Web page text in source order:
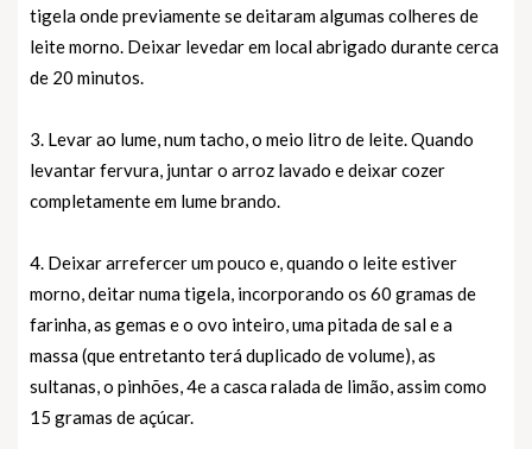
tigela onde previamente se deitaram algumas colheres de
leite morno. Deixar levedar em local abrigado durante cerca
de 20 minutos.
3. Levar ao lume, num tacho, o meio litro de leite. Quando
levantar fervura, juntar o arroz lavado e deixar cozer
completamente em lume brando.
4. Deixar arrefercer um pouco e, quando o leite estiver
morno, deitar numa tigela, incorporando os 60 gramas de
farinha, as gemas e o ovo inteiro, uma pitada de sal e a
massa (que entretanto terá duplicado de volume), as
sultanas, o pinhões, 4e a casca ralada de limão, assim como
15 gramas de açúcar.